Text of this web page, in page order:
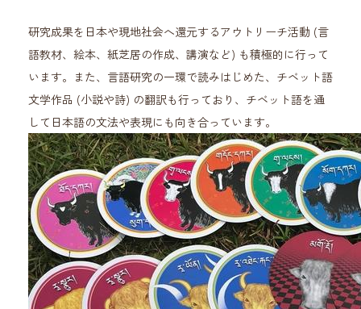
研究成果を日本や現地社会へ還元するアウトリーチ活動 (言
語教材、絵本、紙芝居の作成、講演など) も積極的に行って
います。また、言語研究の一環で読みはじめた、チベット語
文学作品 (小説や詩) の翻訳も行っており、チベット語を通
して日本語の文法や表現にも向き合っています。